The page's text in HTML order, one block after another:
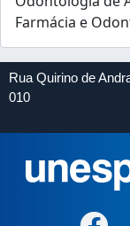
Farmácia e
Rua Quirino de
010